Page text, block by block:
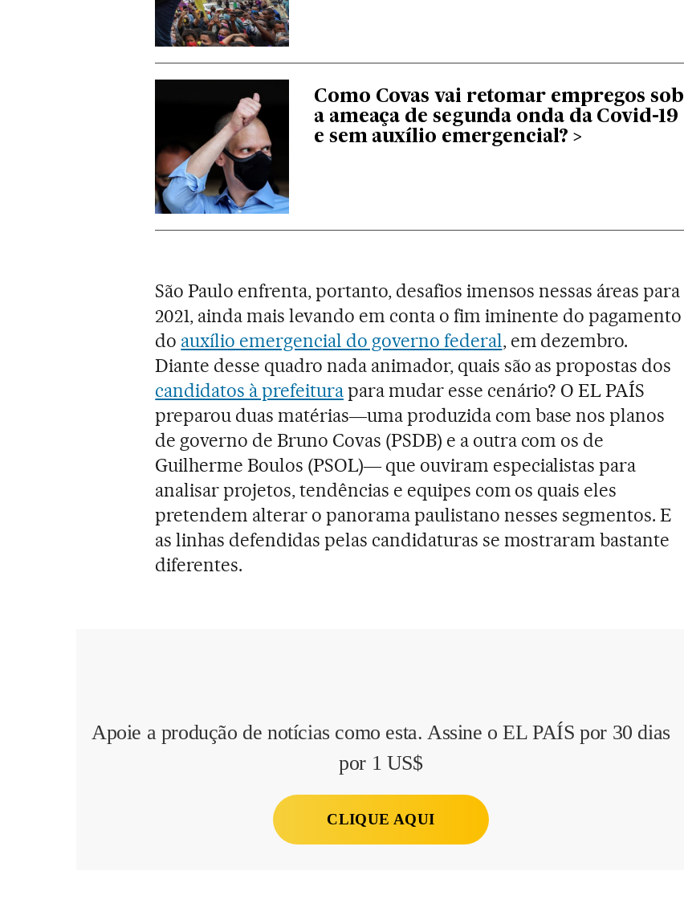
Como Covas vai retomar empregos sob
a ameaça de segunda onda da Covid-19
e sem auxílio emergencial?
São Paulo enfrenta, portanto, desafios imensos nessas áreas para
2021, ainda mais levando em conta o fim iminente do pagamento
do auxílio emergencial do governo federal, em dezembro.
Diante desse quadro nada animador, quais são as propostas dos
candidatos à prefeiturapara mudar esse cenário? O EL PAÍS
preparou duas matérias―uma produzida com base nos planos
de governo de Bruno Covas (PSDB) e a outra com os de
Guilherme Boulos (PSOL)― que ouviram especialistas para
analisar projetos, tendências e equipes com os quais eles
pretendem alterar o panorama paulistano nesses segmentos. E
as linhas defendidas pelas candidaturas se mostraram bastante
diferentes.
Apoie a produção de notícias como esta. Assine o EL PAÍS por 30 dias
por 1 US$
CLIQUE AQUI